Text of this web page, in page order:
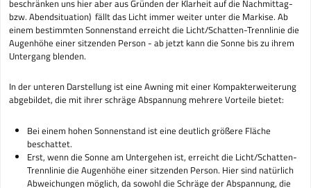
beschränken uns hier aber aus Gründen der Klarheit auf die Nachmittag-
bzw. Abendsituation) fällt das Licht immer weiter unter die Markise. Ab
einem bestimmten Sonnenstand erreicht die Licht/Schatten-Trennlinie die
Augenhöhe einer sitzenden Person - ab jetzt kann die Sonne bis zu ihrem
Untergang blenden.
In der unteren Darstellung ist eine Awning mit einer Kompakterweiterung
abgebildet, die mit ihrer schräge Abspannung mehrere Vorteile bietet:
Bei einem hohen Sonnenstand ist eine deutlich größere Fläche
beschattet.
Erst, wenn die Sonne am Untergehen ist, erreicht die Licht/Schatten-
Trennlinie die Augenhöhe einer sitzenden Person. Hier sind natürlich
Abweichungen möglich, da sowohl die Schräge der Abspannung, die